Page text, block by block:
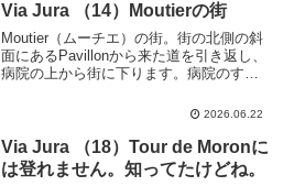
Via Jura （14）Moutierの街
Moutier（ムーチエ）の街。街の北側の斜
面にあるPavillonから来た道を引き返し、
病院の上から街に下ります。病院のすぐ
り、よく見ると小規模な建物ながら、監
2026.06.22
Via Jura （18）Tour de Moronに
は登れません。知ってたけどね。